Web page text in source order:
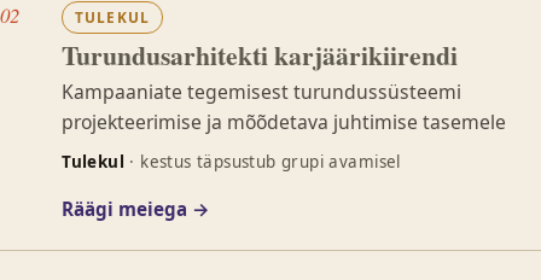
02 TULEKUL
Turundusarhitekti karjäärikiirendi
Kampaaniate tegemisest turundussüsteemi
projekteerimise ja mõõdetava juhtimise tasemele
Tulekul · kestus täpsustub grupi avamisel
Räägi meiega →